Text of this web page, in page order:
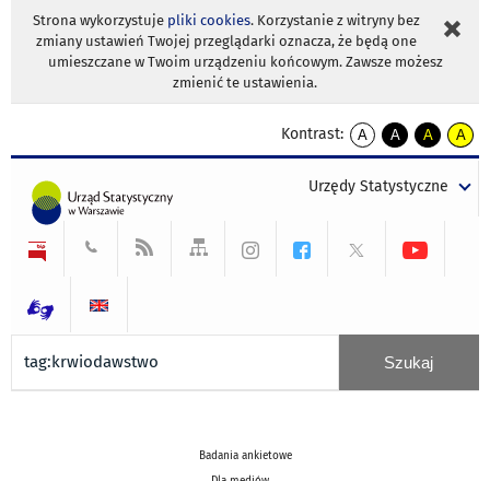
Strona wykorzystuje pliki cookies. Korzystanie z witryny bez
zmiany ustawień Twojej przeglądarki oznacza, że będą one
umieszczane w Twoim urządzeniu końcowym. Zawsze możesz
zmienić te ustawienia.
Kontrast:
A
kontrast
A
kontrast
tekst
czarnym
A
kontrast
tekst
czarnym
A
tekst
żółtym
Urzędy Statystyczne
Badania ankietowe